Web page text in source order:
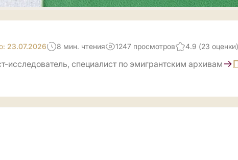
23.07.2026 8 мин. чтения 1247 просмотров 4.9 (23 оценки)
исследователь, специалист по эмигрантским архивам